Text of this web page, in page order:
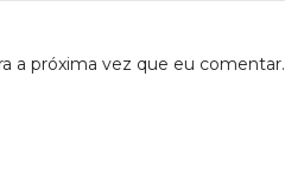
a próxima vez que eu comentar.